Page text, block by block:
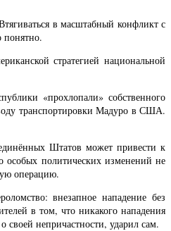
в масштабный конфликт с
понятно.
стратегией национальной
«прохлопали» собственного
транспортировки Мадуро в США.
Штатов может привести к
особых политических изменений не
операцию.
внезапное нападение без
в том, что никакого нападения
своей непричастности, ударил сам.